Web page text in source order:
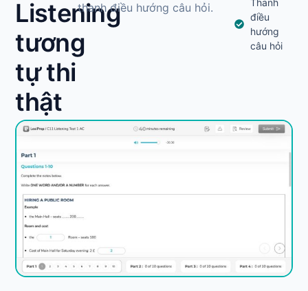
Listening
tương
tự thi
thật
thanh điều hướng câu hỏi.
điều
hướng
câu hỏi